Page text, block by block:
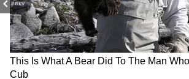
PREV